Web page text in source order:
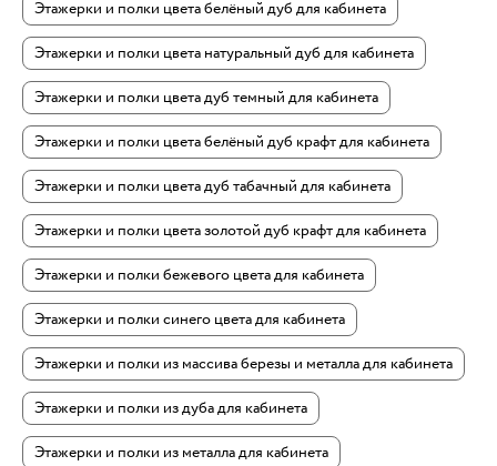
Этажерки и полки цвета белёный дуб для кабинета
Этажерки и полки цвета натуральный дуб для кабинета
Этажерки и полки цвета дуб темный для кабинета
Этажерки и полки цвета белёный дуб крафт для кабинета
Этажерки и полки цвета дуб табачный для кабинета
Этажерки и полки цвета золотой дуб крафт для кабинета
Этажерки и полки бежевого цвета для кабинета
Этажерки и полки синего цвета для кабинета
Этажерки и полки из массива березы и металла для кабинета
Этажерки и полки из дуба для кабинета
Этажерки и полки из металла для кабинета